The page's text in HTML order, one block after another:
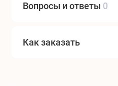
Вопросы и ответы 0
Как заказать